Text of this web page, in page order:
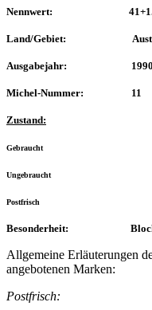
Nennwert:
Land/Gebiet:
Ausgabejahr: 1990
Michel-Nummer: 11
Zustand:
Gebraucht
Ungebraucht
Postfrisch
Besonderheit:
Allgemeine Erläuterungen
angebotenen Marken:
Postfrisch: